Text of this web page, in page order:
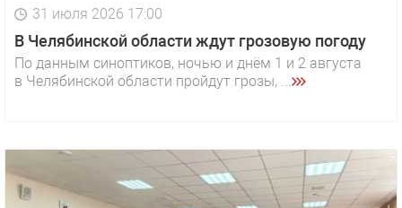
31 июля 2026 17:00
В Челябинской области ждут грозовую погоду
По данным синоптиков, ночью и днём 1 и 2 августа
в Челябинской области пройдут грозы, ...